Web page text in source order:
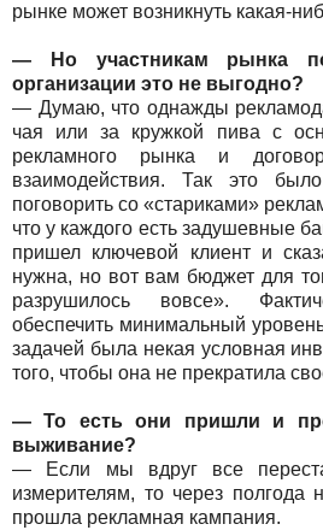
рынке может возникнуть какая-
— Но участникам рынка
организации это не выгодно?
— Думаю, что однажды
чая или за кружкой пива с
рекламного рынка и
взаимодействия. Так это
поговорить со «стариками»
что у каждого есть задушевные
пришел ключевой клиент и
нужна, но вот вам бюджет для
разрушилось вовсе».
обеспечить минимальный
задачей была некая условная
того, чтобы она не прекратила
— То есть они пришли и
выживание?
— Если мы вдруг все
измерителям, то через полгода
прошла рекламная кампания.